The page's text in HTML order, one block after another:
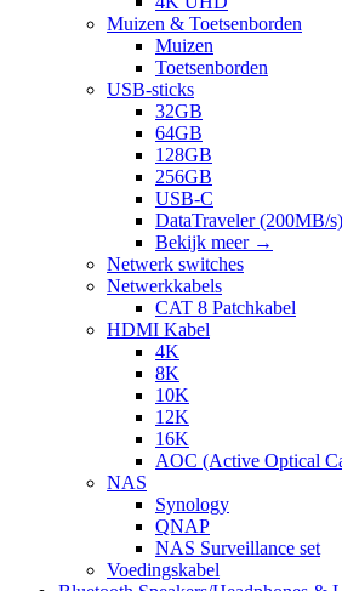
Muizen & Toetsenborden
Muizen
Toetsenborden
USB-sticks
32GB
64GB
128GB
256GB
USB-C
DataTraveler (200MB/s)
Bekijk meer →
Netwerk switches
Netwerkkabels
CAT 8 Patchkabel
HDMI Kabel
4K
8K
10K
12K
16K
AOC (Active Optical
NAS
Synology
QNAP
NAS Surveillance set
Voedingskabel